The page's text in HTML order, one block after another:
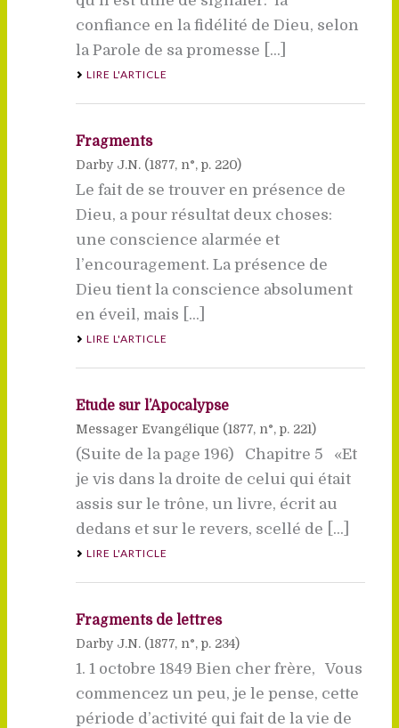
confiance en la fidélité de Dieu, selon
la Parole de sa promesse [...]
LIRE L'ARTICLE
Fragments
Darby J.N. (1877, n°, p. 220)
Le fait de se trouver en présence de
Dieu, a pour résultat deux choses:
une conscience alarmée et
l’encouragement. La présence de
Dieu tient la conscience absolument
en éveil, mais [...]
LIRE L'ARTICLE
Etude sur l’Apocalypse
Messager Evangélique (1877, n°, p. 221)
(Suite de la page 196) Chapitre 5 «Et
je vis dans la droite de celui qui était
assis sur le trône, un livre, écrit au
dedans et sur le revers, scellé de [...]
LIRE L'ARTICLE
Fragments de lettres
Darby J.N. (1877, n°, p. 234)
1. 1 octobre 1849 Bien cher frère, Vous
commencez un peu, je le pense, cette
période d’activité qui fait de la vie de